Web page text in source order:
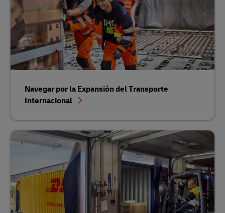
Navegar por la Expansión del Transporte
Internacional